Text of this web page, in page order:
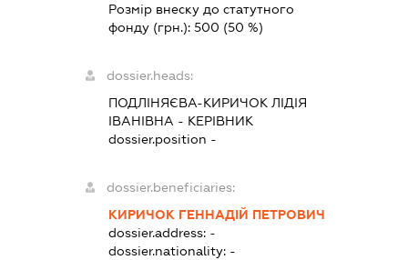
Розмір внеску до статутного
фонду (грн.): 500 (50 %)
dossier.heads:
ПОДЛІНЯЄВА-КИРИЧОК ЛІДІЯ
ІВАНІВНА - КЕРІВНИК
dossier.position -
dossier.beneficiaries:
КИРИЧОК ГЕННАДІЙ ПЕТРОВИЧ
dossier.address: -
dossier.nationality: -